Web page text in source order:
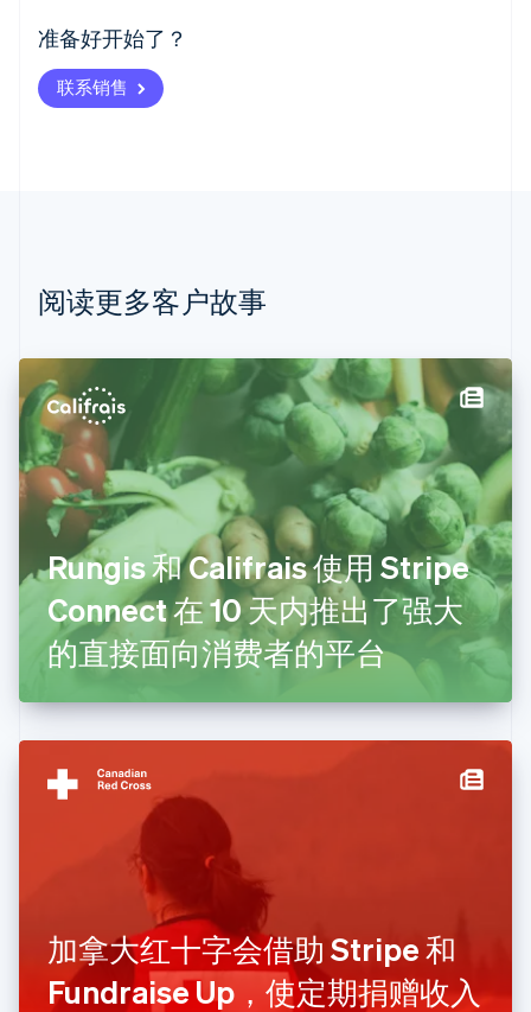
准备好开始了？
联系销售
阅读更多客户故事
Rungis 和 Califrais 使用 Stripe
Connect 在 10 天内推出了强大
的直接面向消费者的平台
加拿大红十字会借助 Stripe 和
Fundraise Up，使定期捐赠收入
爱沙尼亚
English
奥地利
Deutsch English
Nederlands Français Deutsch
波兰
丹麦
English
德国
Deutsch
法国
Français English
芬兰
English
荷兰
NederlandsEnglish
加拿大
English Français
捷克
克罗地亚
English
立陶宛
English
DeutschEnglish
罗马尼亚
English
马尔他